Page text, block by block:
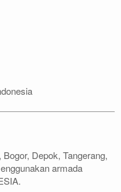
Depok, Tangerang,
armada